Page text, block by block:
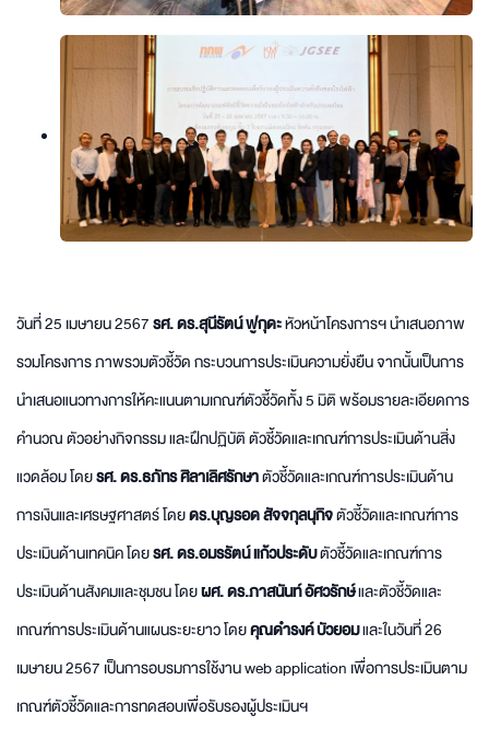
วันที่ 25 เมษายน 2567รศ. ดร.สุนีรัตน์ ฟูกุดะหัวหน้าโครงการฯ นำเสนอภาพ
รวมโครงการ ภาพรวมตัวชี้วัด กระบวนการประเมินความยั่งยืน จากนั้นเป็นการ
นำเสนอแนวทางการให้คะแนนตามเกณฑ์ตัวชี้วัดทั้ง 5 มิติ พร้อมรายละเอียดการ
คำนวณ ตัวอย่างกิจกรรม และฝึกปฏิบัติ ตัวชี้วัดและเกณฑ์การประเมินด้านสิ่ง
แวดล้อม โดยรศ. ดร.ธภัทร ศิลาเลิศรักษาตัวชี้วัดและเกณฑ์การประเมินด้าน
การเงินและเศรษฐศาสตร์ โดยดร.บุญรอด สัจจกุลนุกิจตัวชี้วัดและเกณฑ์การ
ประเมินด้านเทคนิค โดยรศ. ดร.อมรรัตน์ แก้วประดับตัวชี้วัดและเกณฑ์การ
ประเมินด้านสังคมและชุมชน โดยผศ. ดร.ภาสนันท์ อัศวรักษ์และตัวชี้วัดและ
เกณฑ์การประเมินด้านแผนระยะยาว โดยคุณดำรงค์ บัวยอมและในวันที่ 26
เมษายน 2567 เป็นการอบรมการใช้งาน web application เพื่อการประเมินตาม
เกณฑ์ตัวชี้วัดและการทดสอบเพื่อรับรองผู้ประเมินฯ